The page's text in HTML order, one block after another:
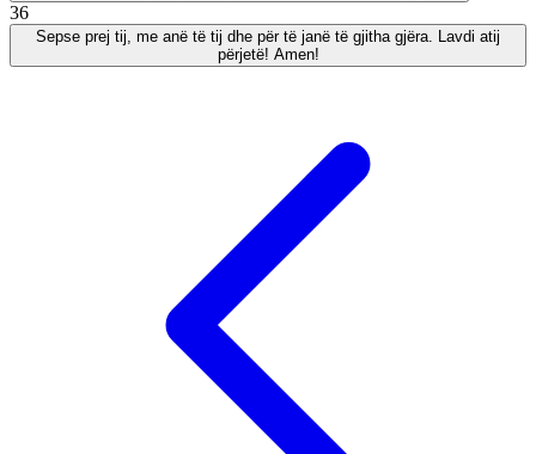
36
Sepse prej tij, me anë të tij dhe për të janë të gjitha gjëra. Lavdi atij
përjetë! Amen!